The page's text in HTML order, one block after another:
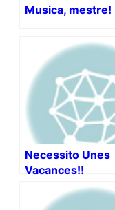
Musica, mestre!
Necessito Unes
Vacances!!